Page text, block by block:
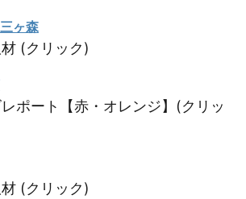
ヶ森
(クリック)
ポート【赤・オレンジ】(クリッ
(クリック)